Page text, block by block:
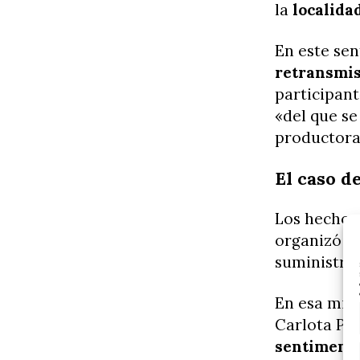
la
En este
«del que
El caso
Los
organizó
suministró
En esa
Carlota